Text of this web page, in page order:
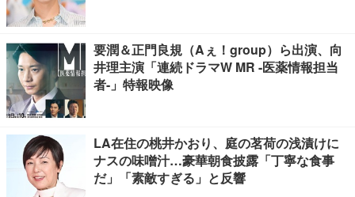
要潤＆正門良規（Aぇ！group）ら出演、向
井理主演「連続ドラマW MR -医薬情報担当
者-」特報映像
LA在住の桃井かおり、庭の茗荷の浅漬けに
ナスの味噌汁…豪華朝食披露「丁寧な食事
だ」「素敵すぎる」と反響